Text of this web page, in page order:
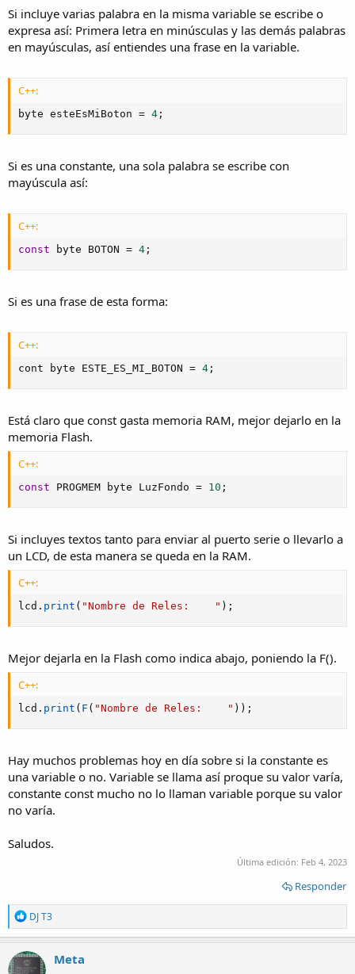
Si incluye varias palabra en la misma variable se escribe o
expresa así: Primera letra en minúsculas y las demás palabras
en mayúsculas, así entiendes una frase en la variable.
C++:
byte esteEsMiBoton = 4 ;
Si es una constante, una sola palabra se escribe con
mayúscula así:
C++:
const byte BOTON = 4 ;
Si es una frase de esta forma:
C++:
cont byte ESTE_ES_MI_BOTON = 4 ;
Está claro que const gasta memoria RAM, mejor dejarlo en la
memoria Flash.
C++:
const PROGMEM byte LuzFondo = 10 ;
Si incluyes textos tanto para enviar al puerto serie o llevarlo a
un LCD, de esta manera se queda en la RAM.
C++:
lcd . print ( "Nombre de Reles:    " ) ;
Mejor dejarla en la Flash como indica abajo, poniendo la F().
C++:
lcd . print ( F ( "Nombre de Reles:    " ) ) ;
Hay muchos problemas hoy en día sobre si la constante es
una variable o no. Variable se llama así proque su valor varía,
constante const mucho no lo llaman variable porque su valor
no varía.
Saludos.
Última edición: Feb 4, 2023
Responder
R
e
a
c
t
DJ T3
Meta